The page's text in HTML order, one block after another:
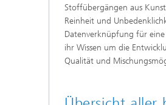
Stoffübergängen aus
Reinheit und
Datenverknüpfung für eine
ihr Wissen um die
Qualität und